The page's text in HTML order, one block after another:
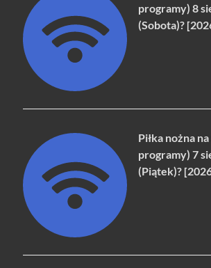
programy) 8
(Sobota)?
Piłka nożna
programy) 7
(Piątek)?